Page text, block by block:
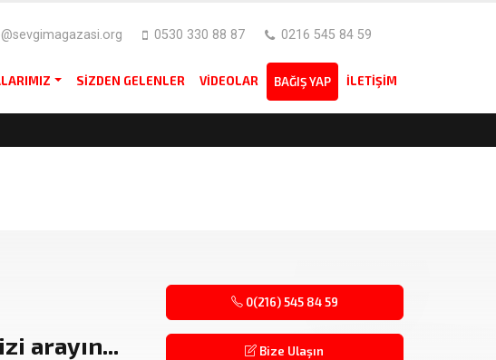
0530 330 88 87 0216 545 84 59
SIZDEN GELENLER VIDEOLAR BAĞIŞ YAP İLETIŞIM
arayın...
0(216) 545 84 59
Bize Ulaşın